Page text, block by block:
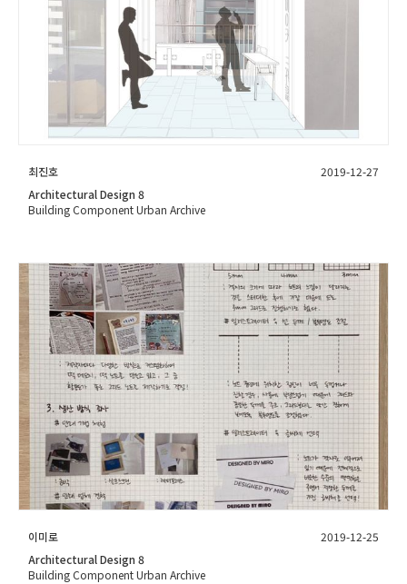
최진호
2019-12-27
Architectural Design 8
Building Component Urban Archive
이미로
2019-12-25
Architectural Design 8
Building Component Urban Archive